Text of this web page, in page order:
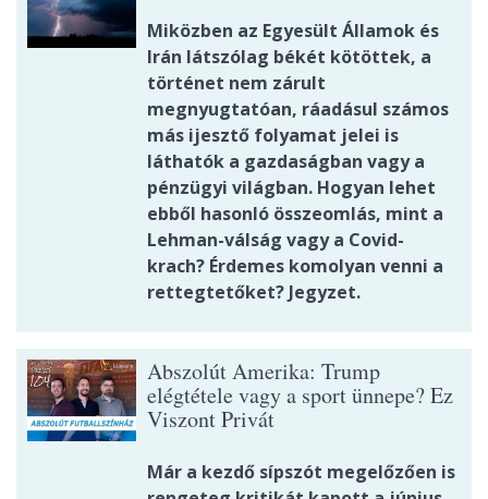
Miközben az Egyesült Államok és
Irán látszólag békét kötöttek, a
történet nem zárult
megnyugtatóan, ráadásul számos
más ijesztő folyamat jelei is
láthatók a gazdaságban vagy a
pénzügyi világban. Hogyan lehet
ebből hasonló összeomlás, mint a
Lehman-válság vagy a Covid-
krach? Érdemes komolyan venni a
rettegtetőket? Jegyzet.
Abszolút Amerika: Trump
elégtétele vagy a sport ünnepe? Ez
Viszont Privát
Már a kezdő sípszót megelőzően is